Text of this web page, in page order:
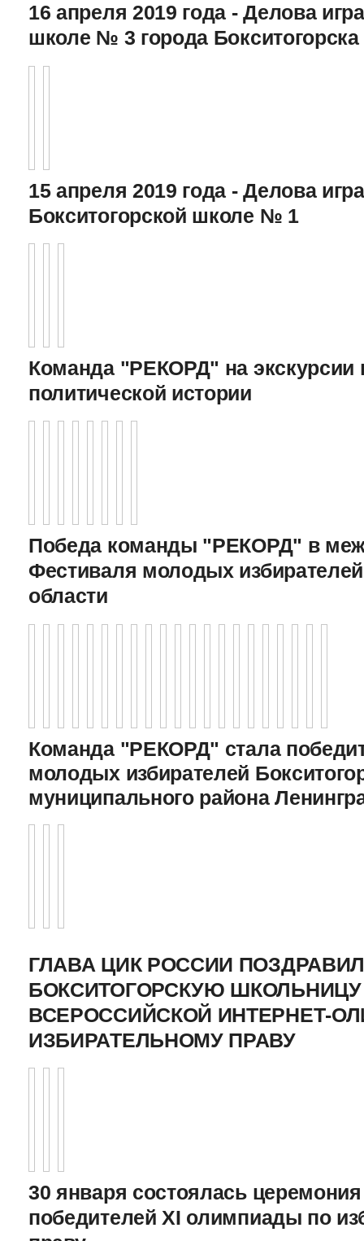
16 апреля 2019 года - Делова
школе № 3 города Бокситогорска
15 апреля 2019 года - Делова
Бокситогорской школе № 1
Команда "РЕКОРД" на экскурсии
политической истории
Победа команды "РЕКОРД" в
Фестиваля молодых
области
Команда "РЕКОРД" стала
молодых избирателей
муниципального района
ГЛАВА ЦИК РОССИИ
БОКСИТОГОРСКУЮ
ВСЕРОССИЙСКОЙ ИНТЕРНЕТ-
ИЗБИРАТЕЛЬНОМУ ПРАВУ
30 января состоялась
победителей XI олимпиады по